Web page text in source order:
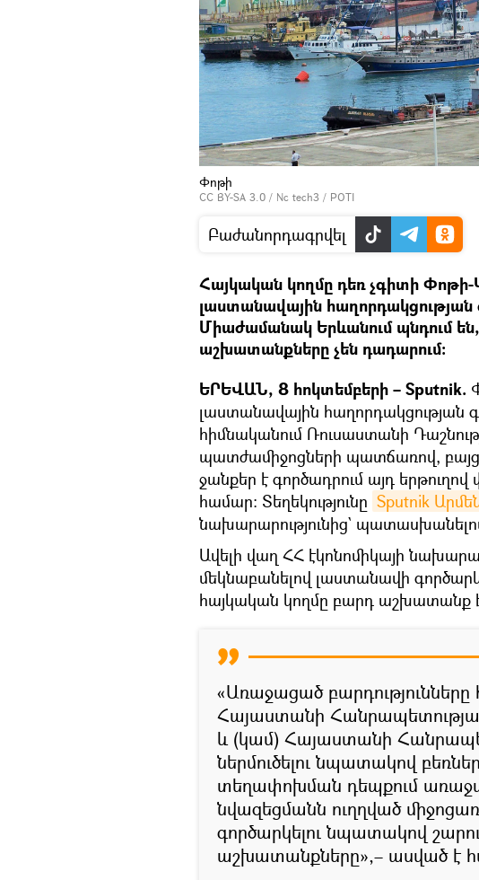
Փոթի
CC BY-SA 3.0 / Nc tech3 / POTI
Բաժանորդագրվել
Հայկական կողմը դեռ չգիտի Փոթի-
լաստանավային
Միաժամանակ Երևանում պնդում են,
աշխատանքները չեն դադարում։
ԵՐԵՎԱՆ, 8 հոկտեմբերի – Sputnik.
լաստանավային հաղորդակցության
հիմնականում Ռուսաստանի
պատժամիջոցների պատճառով, բայց
ջանքեր է գործադրում այդ
համար։ Տեղեկությունը Sputnik
նախարարությունից`
Ավելի վաղ ՀՀ էկոնոմիկայի
մեկնաբանելով լաստանավի
հայկական կողմը բարդ աշխատանք
«Առաջացած
Հայաստանի
և (կամ) Հայաստանի
ներմուծելու նպատակով
տեղափոխման դեպքում
նվազեցմանն ուղղված
գործարկելու նպատակով
աշխատանքները»,– ասված է